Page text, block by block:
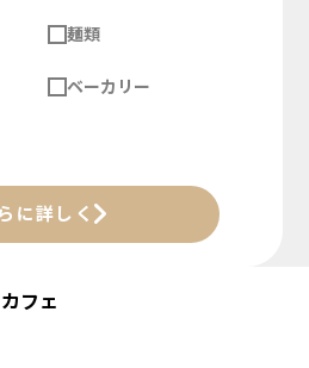
麺類
ベーカリー
に詳しく
フェ